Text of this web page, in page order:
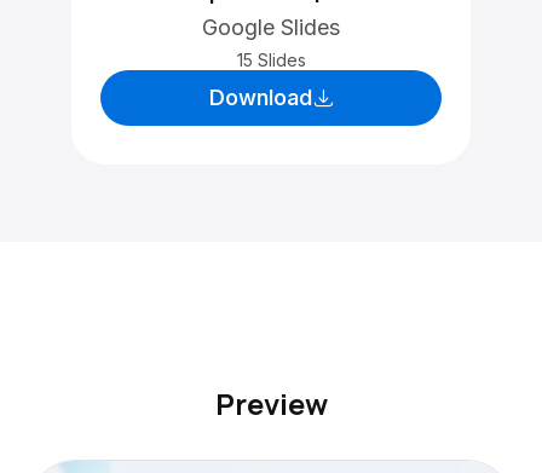
Google Slides
15 Slides
Download
Preview